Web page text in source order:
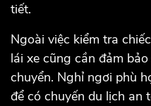
tiết.
Ngoài việc kiểm tra
lái xe cũng cần đảm
chuyển. Nghỉ ngơi phù
để có chuyến du lịch an